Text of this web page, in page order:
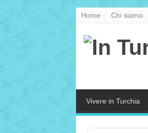
Home Chi siamo
Vivere in Turchia